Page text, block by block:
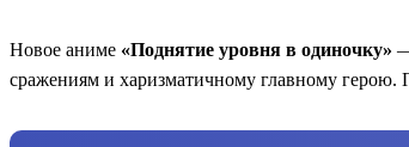
Новое аниме «Поднятие уровня в одиночку»
сражениям и харизматичному главному герою.